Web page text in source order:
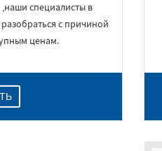
,наши специалисты в
с причиной
ценам.